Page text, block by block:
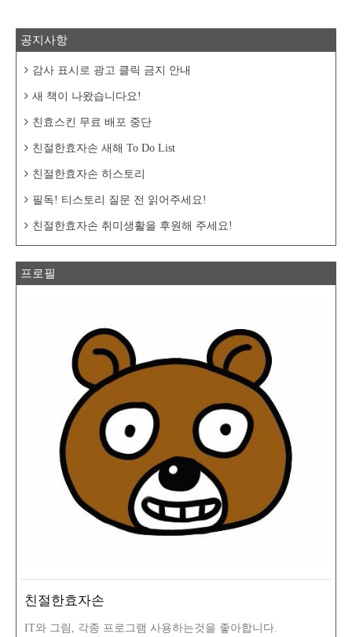
따로 레이어에 그려놓아요^^ 저같은 경우는,
질감을 살리고자,선을 듬성듬성 그려넣어요.
너무 디테일 하면 오히려 망치는 경우가 생
상화 같은 느낌이... 자~ 이렇게 얼추 아이보
공지사항
감사 표시로 광고 클릭 금지 안내
새 책이 나왔습니다요!
친효스킨 무료 배포 중단
친절한효자손 새해 To Do List
친절한효자손 히스토리
필독! 티스토리 질문 전 읽어주세요!
친절한효자손 취미생활을 후원해 주세요!
프로필
친절한효자손
IT와 그림, 각종 프로그램 사용하는것을 좋아합니다.